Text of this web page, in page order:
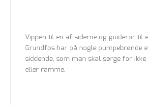
Vippen til en af siderne og guiderør til
Grundfos har på nogle pumpebrønde
siddende, som man skal sørge for
eller ramme.